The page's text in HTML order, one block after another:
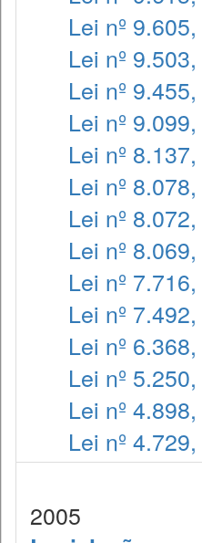
Lei nº
Lei nº
Lei nº
Lei nº
Lei nº
Lei nº
Lei nº
Lei nº
Lei nº
Lei nº
Lei nº
Lei nº
Lei nº
Lei nº
2005